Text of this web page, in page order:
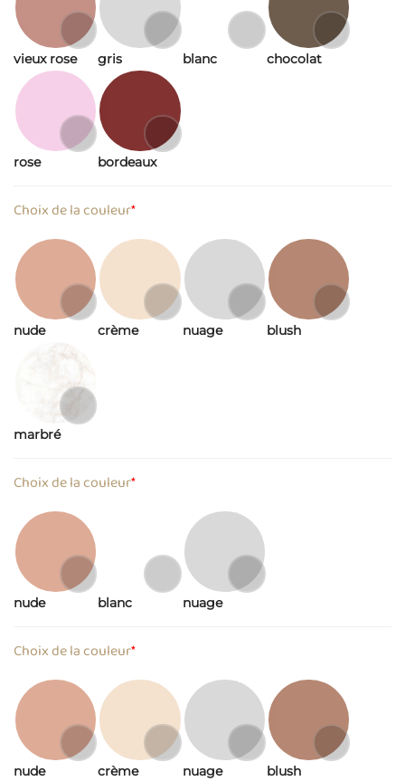
vieux rose gris blanc chocolat
rose bordeaux
*
Choix de la couleur
nude crème nuage blush
marbré
*
Choix de la couleur
nude blanc nuage
*
Choix de la couleur
nude crème nuage blush